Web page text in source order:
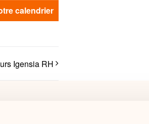
calendrier
Igensia RH